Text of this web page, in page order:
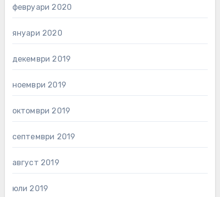
февруари 2020
януари 2020
декември 2019
ноември 2019
октомври 2019
септември 2019
август 2019
юли 2019